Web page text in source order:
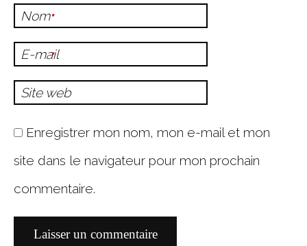
Nom*
E-mail
*
Site web
Enregistrer mon nom, mon e-mail et mon
site dans le navigateur pour mon prochain
commentaire.